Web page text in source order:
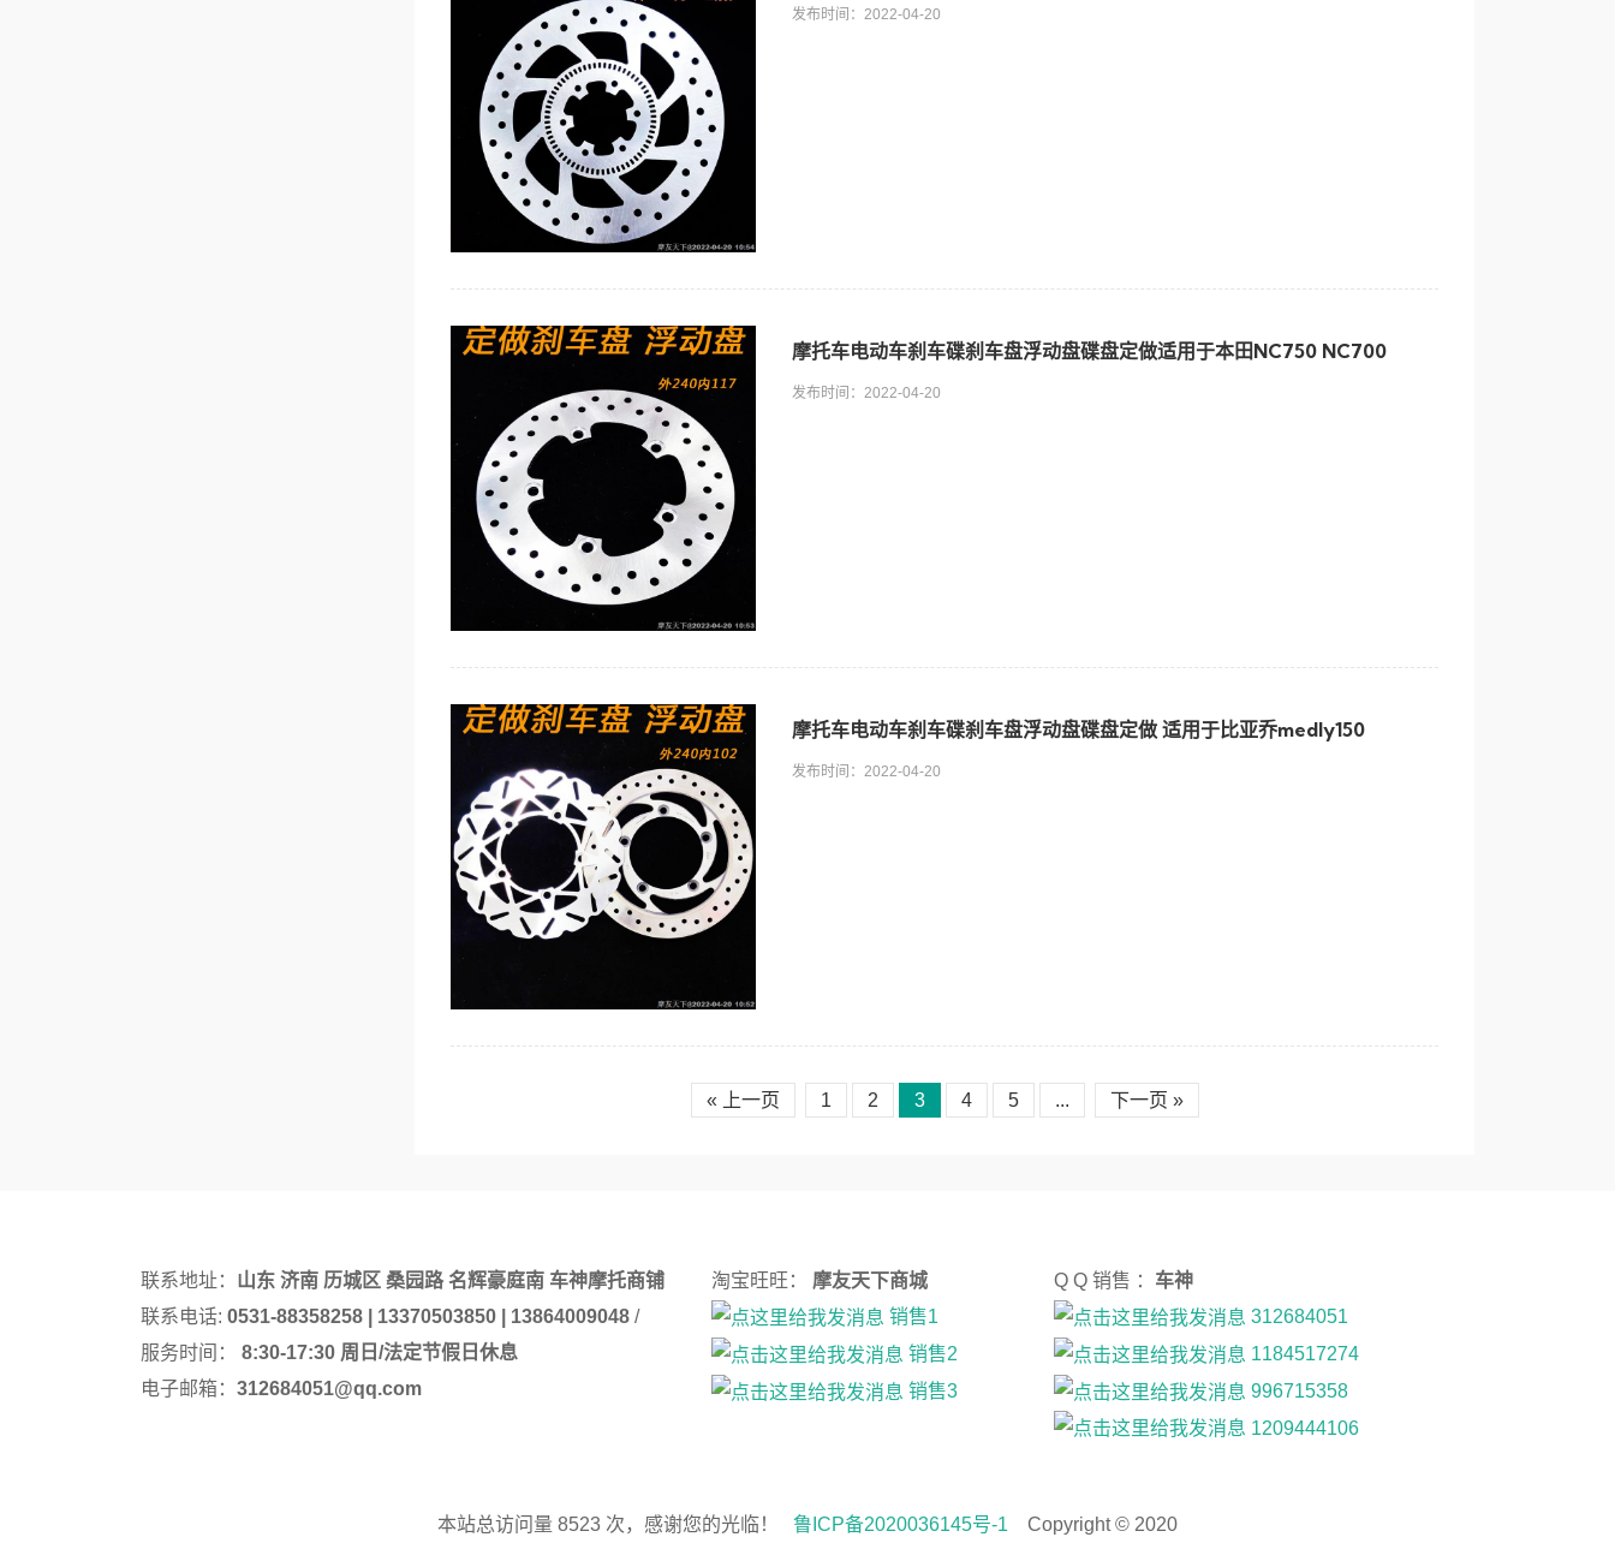
发布时间：2022-04-20
摩托车电动车刹车碟刹车盘浮动盘碟盘定做适用于本田NC750 NC700
发布时间：2022-04-20
摩托车电动车刹车碟刹车盘浮动盘碟盘定做 适用于比亚乔medly150
发布时间：2022-04-20
« 上一页 1 2 3 4 5 ... 下一页 »
联系地址： 山东 济南 历城区 桑园路 名辉豪庭南 车神摩托商铺
联系电话: 0531-88358258 | 13370503850 | 13864009048 /
服务时间：
8:30-17:30 周日/法定节假日休息
电子邮箱： 312684051@qq.com
淘宝旺旺： 摩友天下商城
销售1
销售2
销售3
Q Q 销售 ： 车神
312684051
1184517274
996715358
1209444106
本站总访问量 8523 次 ，感谢您的光临！ 鲁ICP备2020036145号-1 Copyright © 2020